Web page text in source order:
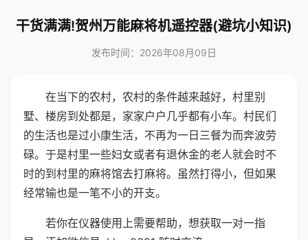
干货满满!贺州万能麻将机遥控器(避坑小知识)
发布时间：2026年08月09日
在当下的农村，农村的条件越来越好，村里别
墅、楼房到处都是，家家户户几乎都有小车。村民们
的生活也是过小康生活，不再为一日三餐为而奔波劳
碌。于是村里一些妇女或者有退休金的老人就会时不
时的到村里的麻将馆去打麻将。虽然打得小，但如果
经常输也是一笔不小的开支。
若你在仪器使用上需要帮助，想获取一对一指